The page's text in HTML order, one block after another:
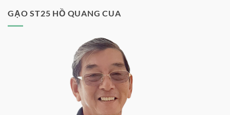
GẠO ST25 HỒ QUANG CUA